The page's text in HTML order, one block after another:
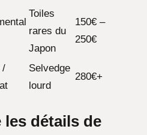
Toiles
rares du
Japon
150€ –
250€
/
Selvedge
lourd
280€+
les détails de